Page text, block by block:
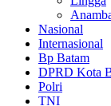
Nasional
Internasional
Bp Batam
DPRD Kota
Polri
TNI